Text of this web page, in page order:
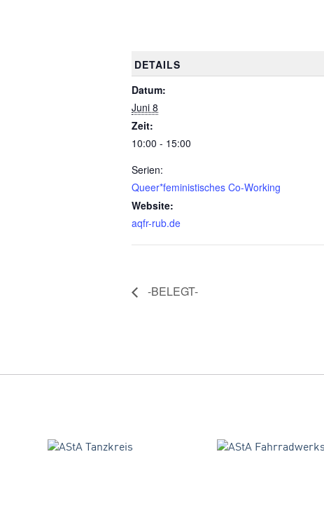
DETAILS
Datum:
Juni 8
Zeit:
10:00 - 15:00
Serien:
Queer*feministisches Co-Working
Website:
aqfr-rub.de
-BELEGT-